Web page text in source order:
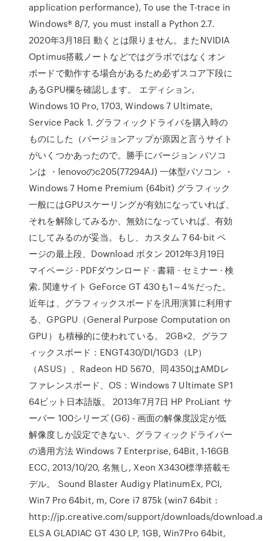
application performance), To use the T-trace in
Windows® 8/7, you must install a Python 2.7.
2020年3月18日 動くとは限りません。またNVIDIA
Optimus搭載ノートなどではグラボではなくオン
ボードで動作する場合があるため必ずスコア下段に
あるGPU欄を確認します。 エディション,
Windows 10 Pro, 1703, Windows 7 Ultimate,
Service Pack 1. グラフィックドライバを購入時の
ものにした（バージョンアップが原因と言うサイト
がいくつかあったので。勝手にバージョン パソコ
ンは ・lenovoのc205(77294AJ) 一体型パソコン ・
Windows 7 Home Premium (64bit) グラフィック
一般にはGPUスケーリングが有効になっていれば、
それを解除してみるか、無効になっていれば、有効
にしてみるのが妥当。もし、カスタム 7 64-bit ペ
ージの最上段、Download ボタン 2012年3月19日
マイページ · PDFダウンロード · 書籍 · セミナー · 検
索. 関連サイト GeForce GT 430も1～4％だった。
近年は、グラフィックスボードを汎用演算に利用す
る、GPGPU（General Purpose Computation on
GPU）も積極的に使われている。 2GB×2、グラフ
ィックスボード：ENGT430/DI/1GD3（LP）
（ASUS）、Radeon HD 5670、同4350はAMDレ
ファレンスボード、OS：Windows 7 Ultimate SP1
64ビット日本語版。 2013年7月7日 HP ProLiant サ
ーバー 100シリーズ (G6) - 画面の解像度設定が低
解像度しか設定できない、グラフィックドライバー
の適用方法 Windows 7 Enterprise, 64Bit, 1-16GB
ECC, 2013/10/20, 名無し, Xeon X3430標準搭載モ
デル。 Sound Blaster Audigy PlatinumEx, PCI,
Win7 Pro 64bit, m, Core i7 875k (win7 64bit :
http://jp.creative.com/support/downloads/
ELSA GLADIAC GT 430 LP, 1GB, Win7Pro 64bit,